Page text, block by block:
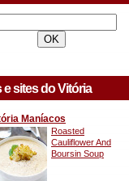
e sites do Vitória
Maníacos
Roasted
Cauliflower And
Boursin Soup